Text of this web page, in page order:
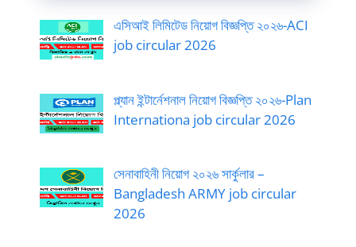
এসিআই লিমিটেড নিয়োগ বিজ্ঞপ্তি ২০২৬-ACI
job circular 2026
প্ল্যান ইন্টার্নেশনাল নিয়োগ বিজ্ঞপ্তি ২০২৬-Plan
Internationa job circular 2026
সেনাবাহিনী নিয়োগ ২০২৬ সার্কুলার –
Bangladesh ARMY job circular
2026